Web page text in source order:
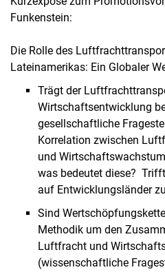
Funkenstein:
Die Rolle des
Lateinamerikas: Ein Globaler
Trägt der
Wirtschaftsentwicklung
gesellschaftliche
Korrelation zwischen
und
was bedeutet diese?
auf Entwicklungsländer
Sind
Methodik um den
Luftfracht und
(wissenschaftliche